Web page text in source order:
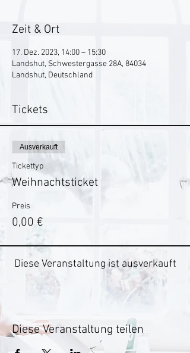
Zeit & Ort
17. Dez. 2023, 14:00 – 15:30
Landshut, Schwestergasse 28A, 84034
Landshut, Deutschland
Tickets
Ausverkauft
Tickettyp
Weihnachtsticket
Preis
0,00 €
Diese Veranstaltung ist ausverkauft
Diese Veranstaltung teilen